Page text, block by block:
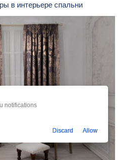
в интерьере спальни
notifications
Discard Allow